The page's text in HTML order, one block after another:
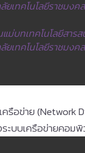
ยเทคโนโลยีราชมง
ม่บทเทคโนโลยีสารส
ยเทคโนโลยีราชมง
รือข่าย (Network
ะบบเครือข่ายคอม